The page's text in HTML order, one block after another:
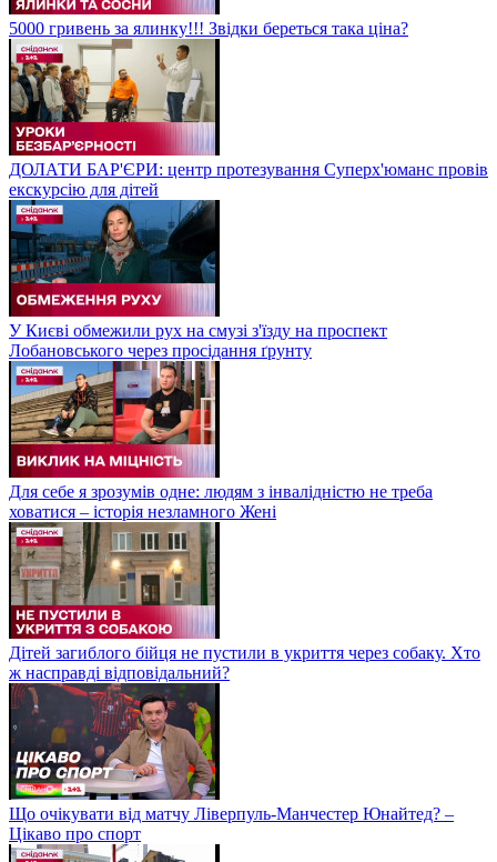
5000 гривень за ялинку!!! Звідки береться така ціна?
ДОЛАТИ БАР'ЄРИ: центр протезування Суперх'юманс провів
екскурсію для дітей
У Києві обмежили рух на смузі з'їзду на проспект
Лобановського через просідання ґрунту
Для себе я зрозумів одне: людям з інвалідністю не треба
ховатися – історія незламного Жені
Дітей загиблого бійця не пустили в укриття через собаку. Хто
ж насправді відповідальний?
Що очікувати від матчу Ліверпуль-Манчестер Юнайтед? –
Цікаво про спорт